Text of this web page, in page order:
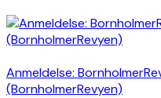
Anmeldelse:
(BornholmerRevyen)